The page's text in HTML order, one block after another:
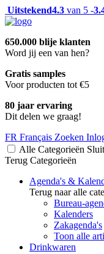
Uitstekend4.3 van 5 -
650.000 blije klanten
Word jij een van hen?
Gratis samples
Voor producten tot €5
80 jaar ervaring
Dit delen we graag!
FR Français Zoeken
Alle Categorieën Sluit
Terug Categorieën
Agenda's &
Terug naar alle
Bureau-
Kalenders
Zakagenda's
Toon alle
Drinkwaren